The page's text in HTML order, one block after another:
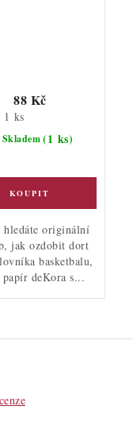
Skladem(1 ks)
88 Kč
ks
hledáte originální
jak ozdobit dort
basketbalu,
deKora s...